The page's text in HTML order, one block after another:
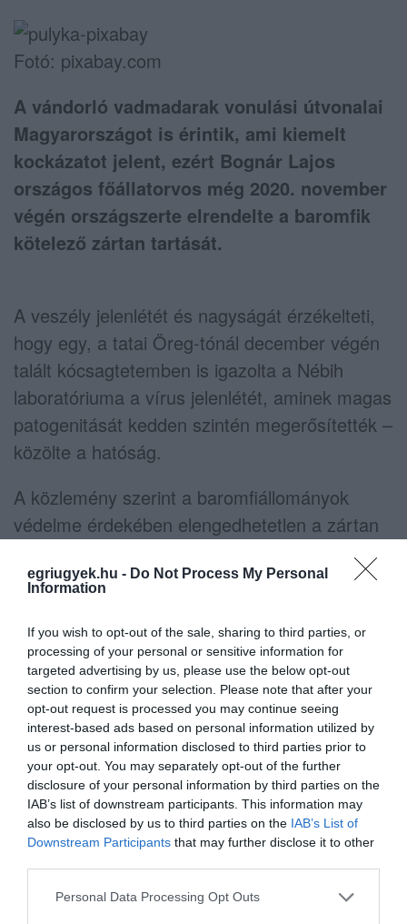
egriugyek.hu - Do Not Process My Personal
Information
If you wish to opt-out of the sale, sharing to third parties, or
processing of your personal or sensitive information for
targeted advertising by us, please use the below opt-out
section to confirm your selection. Please note that after your
opt-out request is processed you may continue seeing
interest-based ads based on personal information utilized by
us or personal information disclosed to third parties prior to
your opt-out. You may separately opt-out of the further
disclosure of your personal information by third parties on the
IAB’s list of downstream participants. This information may
also be disclosed by us to third parties on the IAB’s List of
Downstream Participants that may further disclose it to other
Please note that this website/app uses one or more Google
Personal Data Processing Opt Outs
Fotó: pixabay.com
A vándorló vadmadarak vonulási útvonalai
Magyarországot is érintik, ami kiemelt
kockázatot jelent, ezért Bognár Lajos
országos főállatorvos még 2020. november
végén országszerte elrendelte a baromfik
kötelező zártan tartását.
A veszély jelenlétét és nagyságát érzékelteti,
hogy egy, a tatai Öreg-tónál december végén
talált kócsagtetemben is igazolta a Nébih
laboratóriuma a vírus jelenlétét, aminek magas
patogenitását kedden szintén megerősítették –
közölte a hatóság.
A közlemény szerint a baromfiállományok
védelme érdekében elengedhetetlen a zártan
tartás, valamint a járványvédelmi előírások
szigorú betartása. Az állatokat egyebek mellett
lehetőleg oldalról is zárt helyen kell etetni és
itatni. A takarmányt és az almot szintén zárt,
fedett helyen kell tartani és a tárolás során
biztosítani kell, hogy ahhoz idegen fajú állat ne
férjen hozzá.
A H5N8 vírustörzs először 2014 elején
Ázsiában okozott járványt a
baromfiállományokban, majd 2014
novemberében megjelent Európában is.